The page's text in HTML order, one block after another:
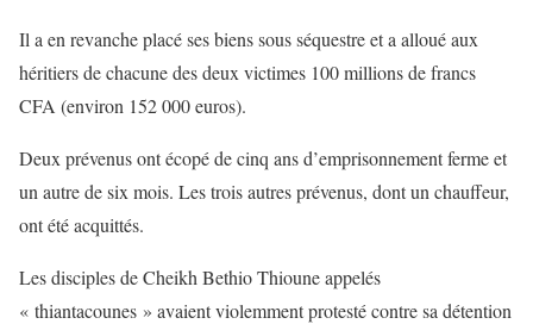
Il a en revanche placé ses biens sous séquestre et a alloué aux
héritiers de chacune des deux victimes 100 millions de francs
CFA (environ 152 000 euros).
Deux prévenus ont écopé de cinq ans d’emprisonnement ferme et
un autre de six mois. Les trois autres prévenus, dont un chauffeur,
ont été acquittés.
Les disciples de Cheikh Bethio Thioune appelés
« thiantacounes » avaient violemment protesté contre sa détention